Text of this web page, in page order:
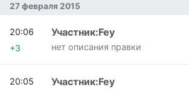
27 февраля 2015
Участник:Fey
нет описания правки
20:06
+3
Участник:Fey
20:05